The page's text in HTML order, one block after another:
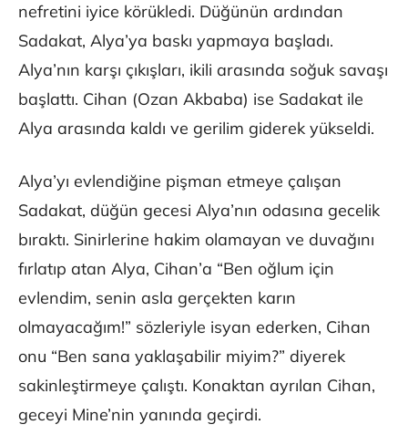
nefretini iyice körükledi. Düğünün ardından
Sadakat, Alya’ya baskı yapmaya başladı.
Alya’nın karşı çıkışları, ikili arasında soğuk savaşı
başlattı. Cihan (Ozan Akbaba) ise Sadakat ile
Alya arasında kaldı ve gerilim giderek yükseldi.
Alya’yı evlendiğine pişman etmeye çalışan
Sadakat, düğün gecesi Alya’nın odasına gecelik
bıraktı. Sinirlerine hakim olamayan ve duvağını
fırlatıp atan Alya, Cihan’a “Ben oğlum için
evlendim, senin asla gerçekten karın
olmayacağım!” sözleriyle isyan ederken, Cihan
onu “Ben sana yaklaşabilir miyim?” diyerek
sakinleştirmeye çalıştı. Konaktan ayrılan Cihan,
geceyi Mine’nin yanında geçirdi.